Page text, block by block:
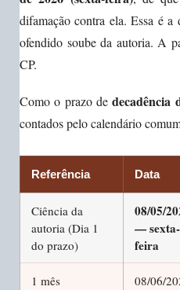
difamação contra ela. Essa é
ofendido soube da autoria. A
CP.
Como o prazo dedecadência
contados pelo calendário
Referência Data
Ciência da
autoria (Dia 1
do prazo)
08/05/
— sexta-
feira
1 mês 08/06/